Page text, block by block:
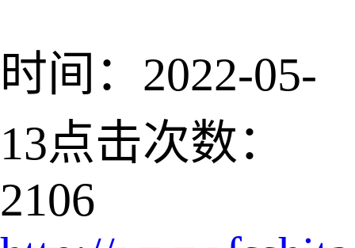
时间：2022-05-
13点击次数：
2106